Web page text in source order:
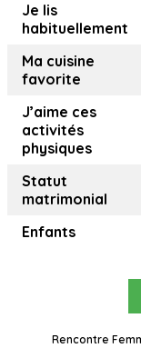
Je lis
habituellement
Ma cuisine
favorite
J’aime ces
activités
physiques
Statut
matrimonial
Enfants
Rencontre